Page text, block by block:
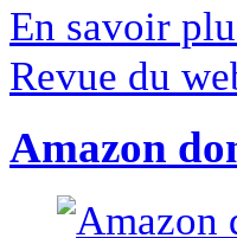
En savoir
Revue du
Amazon